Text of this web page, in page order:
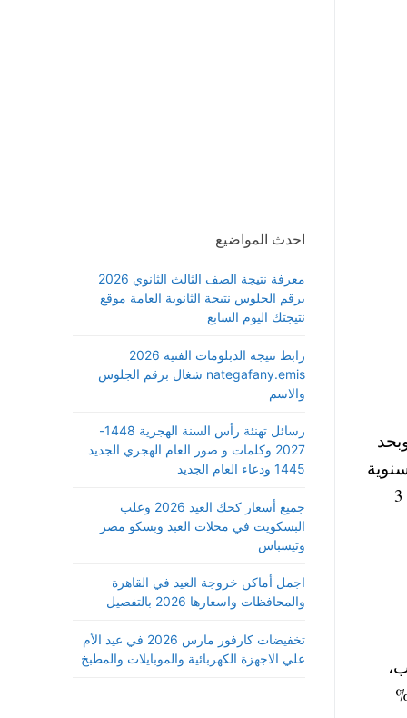
أو شهرية. ويصل سعر الفائدة على حساب التوفير ذو العائد الشهري في البنك الأهلي إلى 11.9%، و12.1% كل 3
على الحسابات شهرية العائد بنسبة 12.25%، و12.5%
احدث المواضيع
معرفة نتيجة الصف الثالث الثانوي 2026
برقم الجلوس نتيجة الثانوية العامة موقع
نتيجتك اليوم السابع
رابط نتيجة الدبلومات الفنية 2026
nategafany.emis شغال برقم الجلوس
والاسم
رسائل تهنئة رأس السنة الهجرية 1448-
2027 وكلمات و صور العام الهجري الجديد
1445 ودعاء العام الجديد
جميع أسعار كحك العيد 2026 وعلب
البسكويت في محلات العبد وبسكو مصر
وتيسباس
اجمل أماكن خروجة العيد في القاهرة
والمحافظات واسعارها 2026 بالتفصيل
تخفيضات كارفور مارس 2026 في عيد الأم
علي الاجهزة الكهربائية والموبايلات والمطبخ